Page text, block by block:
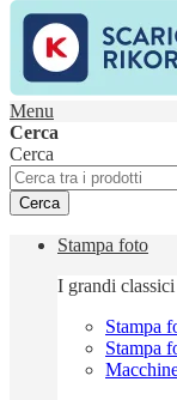
Menu
Cerca
Cerca
Cerca
Stampa foto
I grandi classici
Stampa
Stampa